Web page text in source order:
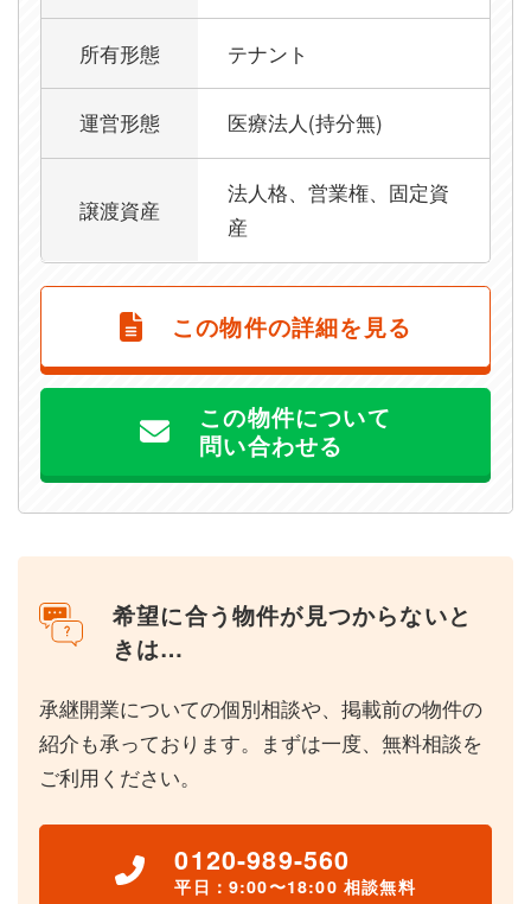
所有形態 テナント
運営形態 医療法人(持分無)
譲渡資産
法人格、営業権、固定資
産
この物件の詳細を見る
この物件について
問い合わせる
希望に合う物件が見つからないと
きは…
承継開業についての個別相談や、掲載前の物件の
紹介も承っております。まずは一度、無料相談を
ご利用ください。
0120-989-560
平日：9:00〜18:00 相談無料